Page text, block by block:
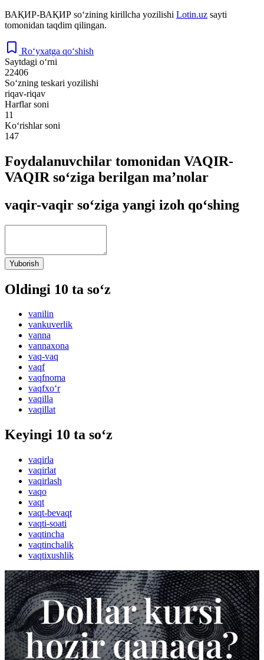
ВАҚИР-ВАҚИР so‘zining kirillcha yozilishi Lotin.uz sayti
tomonidan taqdim qilingan.
Ro‘yxatga qo‘shish
Saytdagi o‘rni
22406
So‘zning teskari yozilishi
riqav-riqav
Harflar soni
11
Ko‘rishlar soni
147
Foydalanuvchilar tomonidan VAQIR-
VAQIR so‘ziga berilgan ma’nolar
vaqir-vaqir so‘ziga yangi izoh qo‘shing
Yuborish
Oldingi 10 ta so‘z
vanilin
vankuverlik
vanna
vannaxona
vaq-vaq
vaqf
vaqfnoma
vaqfxo‘r
vaqilla
vaqillat
Keyingi 10 ta so‘z
vaqirla
vaqirlat
vaqirlash
vaqo
vaqt
vaqt-bevaqt
vaqti-soati
vaqtincha
vaqtinchalik
vaqtixushlik